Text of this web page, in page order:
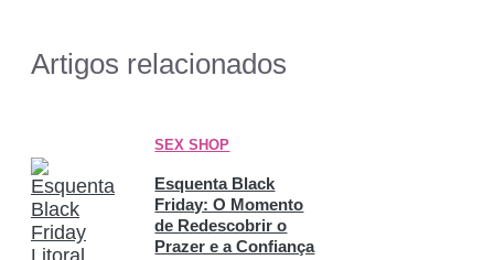
Artigos relacionados
SEX SHOP
Esquenta Black
Friday: O Momento
de Redescobrir o
Prazer e a Confiança